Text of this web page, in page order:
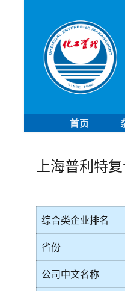
首页
上海普利特
综合类企业排名
省份
公司中文名称